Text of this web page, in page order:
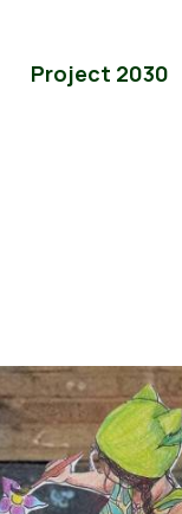
Project 2030